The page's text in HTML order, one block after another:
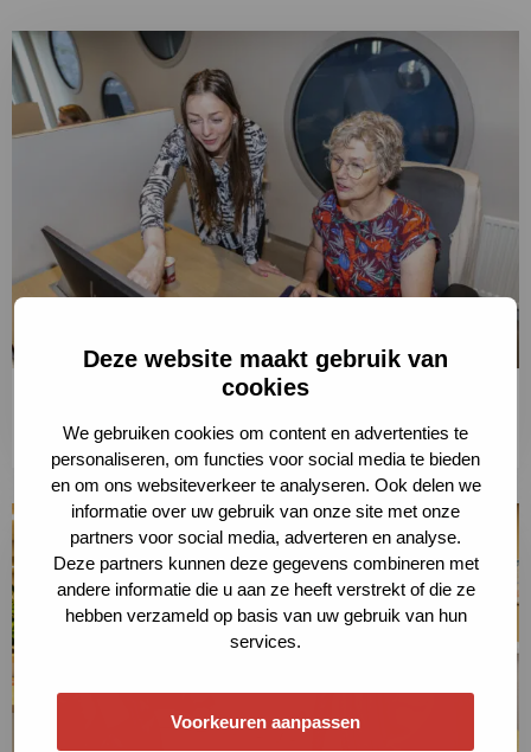
Deze website maakt gebruik van
cookies
We gebruiken cookies om content en advertenties te
personaliseren, om functies voor social media te bieden
en om ons websiteverkeer te analyseren. Ook delen we
informatie over uw gebruik van onze site met onze
partners voor social media, adverteren en analyse.
Deze partners kunnen deze gegevens combineren met
andere informatie die u aan ze heeft verstrekt of die ze
hebben verzameld op basis van uw gebruik van hun
services.
Voorkeuren aanpassen
Beleid op streefhuren
Lees meer
Lees
meer
over
Lees
meer
over
Lees
meer